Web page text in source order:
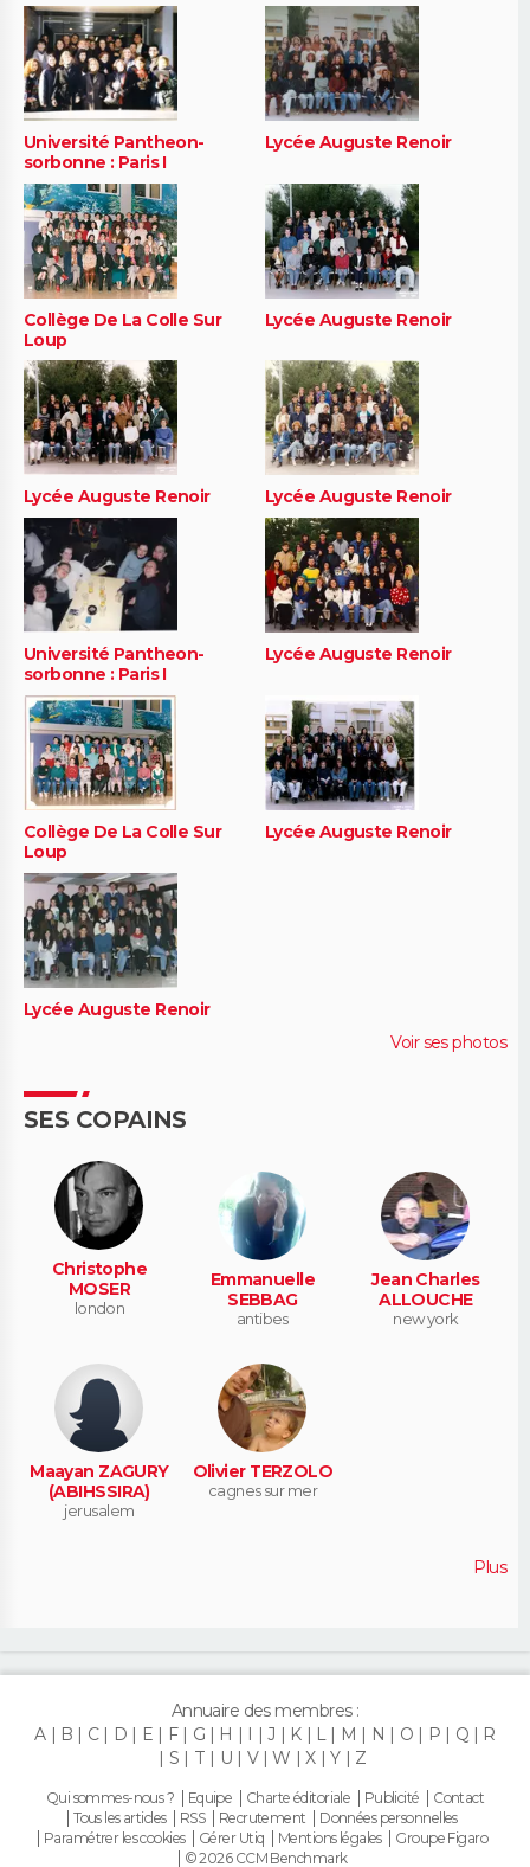
Université Pantheon-
sorbonne : Paris I
Lycée Auguste Renoir
Collège De La Colle Sur
Loup
Lycée Auguste Renoir
Lycée Auguste Renoir Lycée Auguste Renoir
Université Pantheon-
sorbonne : Paris I
Lycée Auguste Renoir
Collège De La Colle Sur
Loup
Lycée Auguste Renoir
Lycée Auguste Renoir
Voir ses photos
SES COPAINS
Christophe
MOSER
london
Emmanuelle
SEBBAG
antibes
Jean Charles
ALLOUCHE
new york
Maayan ZAGURY
(ABIHSSIRA)
jerusalem
Olivier TERZOLO
cagnes sur mer
Plus
Annuaire des membres :
A
B C D E F G H J K L M N O P Q
R
S
T U V W X Y Z
Qui sommes-nous ? Equipe Charte éditoriale Publicité
Contact
Tous les articles
RSS Recrutement
Données personnelles
Paramétrer les cookies
Gérer Utiq Mentions légales
Groupe Figaro
© 2026 CCM Benchmark